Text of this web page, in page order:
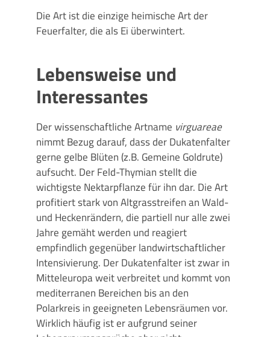
Die Art ist die einzige heimische Art der
Feuerfalter, die als Ei überwintert.
Lebensweise und
Interessantes
Der wissenschaftliche Artname virguareae
nimmt Bezug darauf, dass der Dukatenfalter
gerne gelbe Blüten (z.B. Gemeine Goldrute)
aufsucht. Der Feld-Thymian stellt die
wichtigste Nektarpflanze für ihn dar. Die Art
profitiert stark von Altgrasstreifen an Wald-
und Heckenrändern, die partiell nur alle zwei
Jahre gemäht werden und reagiert
empfindlich gegenüber landwirtschaftlicher
Intensivierung. Der Dukatenfalter ist zwar in
Mitteleuropa weit verbreitet und kommt von
mediterranen Bereichen bis an den
Polarkreis in geeigneten Lebensräumen vor.
Wirklich häufig ist er aufgrund seiner